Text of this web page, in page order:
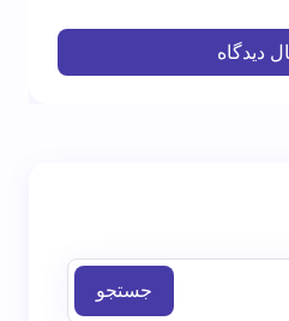
دیدگاه
جستجو